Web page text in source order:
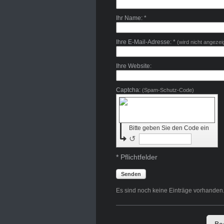
Ihr Name: *
Ihre E-Mail-Adresse: * (wird nicht
Ihre Website:
Captcha: (Spam-Schutz-Code)
Bitte geben Sie den Code ein
↺
* Pflichtfelder
Senden
Es sind noch keine Einträge vorhanden.